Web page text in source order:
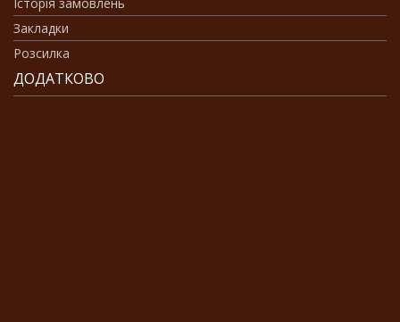
Закладки
Розсилка
ДОДАТКОВО